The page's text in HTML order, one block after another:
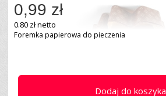
Dodaj do koszyka
0,99 zł
0.80 zł netto
Foremka papierowa do pieczenia